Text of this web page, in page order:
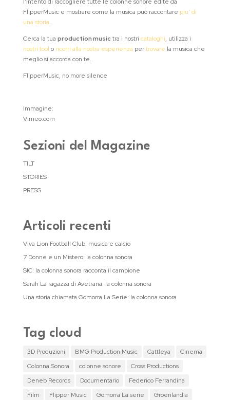
FlipperMusic e mostrare come la musica può raccontare piu’ di
una storia.
Cerca la tua production musictra i nostri cataloghi, utilizza i
nostri tool o ricorri alla nostra esperienza pertrovare la musica che
meglio si accorda con te.
FlipperMusic, no more silence
Immagine:
Vimeo.com
Sezioni del Magazine
TILT
STORIES
PRESS
Articoli recenti
Viva Lion Football Club: musica e calcio
7 Donne e un Mistero: la colonna sonora
SIC: la colonna sonora racconta il campione
Sarah La ragazza di Avetrana: la colonna sonora
Una storia chiamata Gomorra La Serie: la colonna sonora
Tag cloud
3D Produzioni BMG Production Music Cattleya
Cinema
Colonna Sonora
colonne sonore
Cross Productions
Deneb Records
Documentario
Federico Ferrandina
Film
Flipper Music Gomorra La serie
Groenlandia